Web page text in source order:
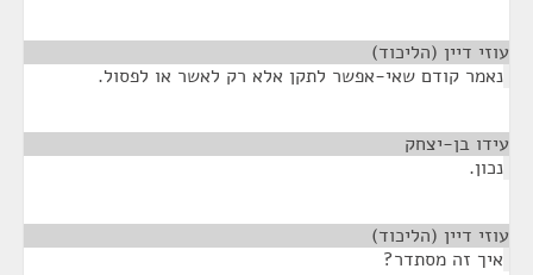
עוזי דיין (הליכוד)
נאמר קודם שאי-אפשר לתקן אלא רק לאשר או לפסול.
עידו בן-יצחק
נכון.
עוזי דיין (הליכוד)
איך זה מסתדר?